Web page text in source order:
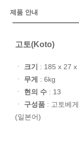
제품 안내
고토(Koto)
ㆍ 크기
: 185 x 27 x
ㆍ 무게 : 6kg
ㆍ 현의 수 : 13
ㆍ 구성품 : 고토베
(일본어)